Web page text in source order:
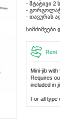
- შტატივი 2
-
- თავურას
Rent
Mini-jib with
Requires
included in
For all type